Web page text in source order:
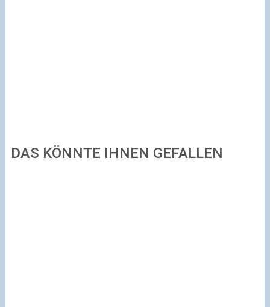
DAS KÖNNTE IHNEN GEFALLEN